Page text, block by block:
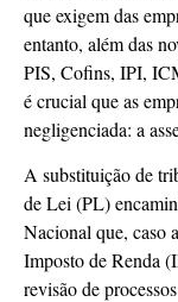
que exigem das
entanto, além das
PIS, Cofins, IPI,
é crucial que as
negligenciada: a
A substituição de
de Lei (PL)
Nacional que, caso
Imposto de Renda
revisão de